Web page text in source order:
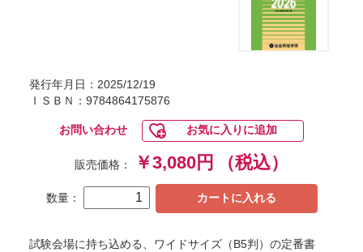
発行年月日：2025/12/19
ＩＳＢＮ：9784864175876
お問い合わせ お気に入りに追加
販売価格： ￥3,080円 （税込）
数量： カートに入れる
試験会場に持ち込める、ワイドサイズ（B5判）の定番書